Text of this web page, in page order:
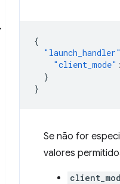
{
"launch_handler"
"client_mode" :
}
}
Se não for
valores